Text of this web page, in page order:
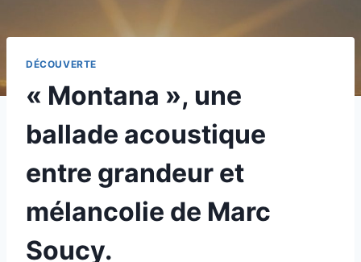
DÉCOUVERTE
« Montana », une
ballade acoustique
entre grandeur et
mélancolie de Marc
Soucy.